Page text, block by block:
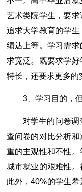
艺术类院学生，要求
追求大学教育的学
绩达上等。学习需
求宽泛。既要求学
特长，还要求更多的
3、学习目的，
对学生的问卷
查问卷的对比分析
重的主观性和不性
城市就业的艰难性。
此外，40%的学生